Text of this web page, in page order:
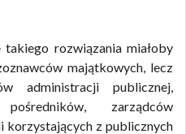
rozwiązania miałoby
majątkowych, lecz
administracji publicznej,
zarządców
korzystających z publicznych